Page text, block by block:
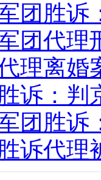
团胜诉
团代理
理离婚
诉：判
团胜诉
诉代理